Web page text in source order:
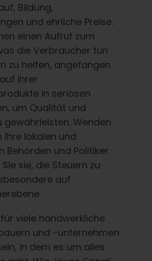
Bildung,
und ehrliche Preise.
einen Aufruf zum
die Verbraucher tun
zu helfen, angefangen
ihrer
in seriösen
um Qualität und
gewährleisten. Wenden
Ihre lokalen und
Behörden und Politiker
sie, die Steuern zu
auf
viele handwerkliche
und -unternehmen
in dem es um alles